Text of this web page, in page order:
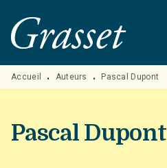
MENU RECHERCHE
PIED DE PAGE
Accueil • Auteurs • Pascal Dupont
Pascal Dupont